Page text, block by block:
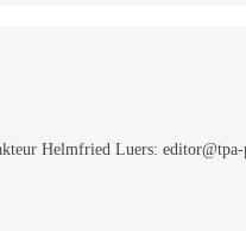
Helmfried Luers: